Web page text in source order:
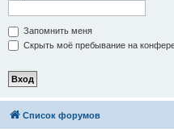
Запомнить меня
Скрыть моё пребывание на
Список форумов